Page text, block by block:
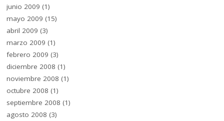
junio 2009 (1)
mayo 2009 (15)
abril 2009 (3)
marzo 2009 (1)
febrero 2009 (3)
diciembre 2008 (1)
noviembre 2008 (1)
octubre 2008 (1)
septiembre 2008 (1)
agosto 2008 (3)